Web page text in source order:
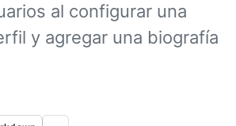
al configurar una
y agregar una biografía